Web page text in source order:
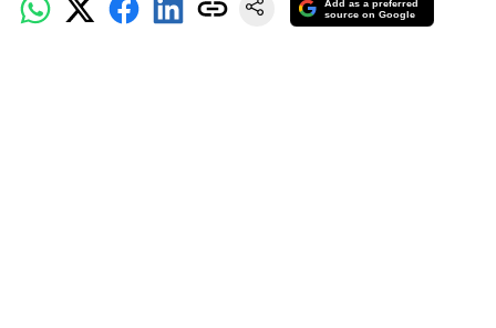
Add as a preferred
source on Google